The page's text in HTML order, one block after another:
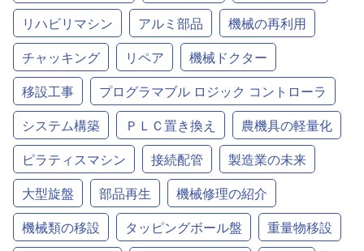
リハビリマシン
アルミ部品
機械の再利用
チャッキング
リペア
機械ドクター
移設工事
プログラマブル ロジック コントローラ
システム構築
ＰＬＣ置き換え
農機具の軽量化
ピラティスマシン
接続配管
製造業の未来
大型旋盤
部品再生
機械修理の紹介
機械類の移設
タッピングボール盤
重量物移設